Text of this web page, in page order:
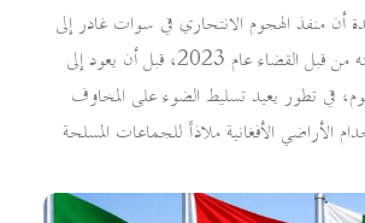
منفذ الهجوم الانتحاري في سوات غادر إلى
أفغانستان عقب تبرئته من قبل القضاء عام 2023، قبل أن يعود إلى
في تطور يعيد تسليط الضوء على المخاوف
الأراضي الأفغانية ملاذاً للجماعات المسلحة